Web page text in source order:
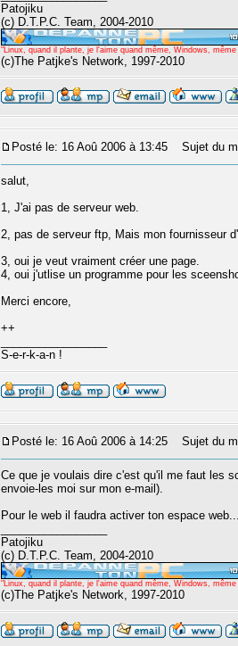
Patojiku
(c) D.T.P.C. Team, 2004-2010
"Linux, quand il plante, je l'aime quand même, Windows,
(c)The Patjke's Network, 1997-2010
Posté le: 16 Aoû 2006 à 13:45 Sujet du
salut,
1, J'ai pas de serveur web.
2, pas de serveur ftp, Mais mon fournisseur
3, oui je veut vraiment créer une page.
4, oui j'utlise un programme pour les
Merci encore,
++
S-e-r-k-a-n !
Posté le: 16 Aoû 2006 à 14:25 Sujet du
Ce que je voulais dire c'est qu'il me faut les
envoie-les moi sur mon e-mail).
Pour le web il faudra activer ton espace
Patojiku
(c) D.T.P.C. Team, 2004-2010
"Linux, quand il plante, je l'aime quand même, Windows,
(c)The Patjke's Network, 1997-2010